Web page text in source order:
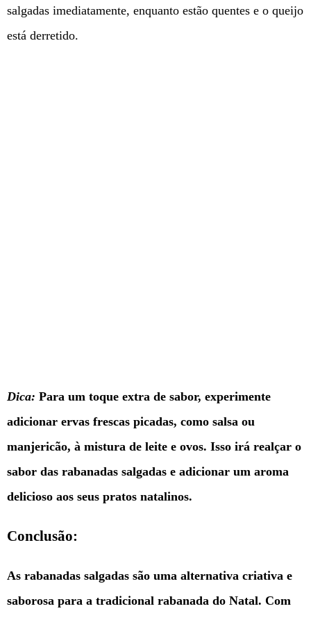
salgadas imediatamente, enquanto estão quentes e o queijo
está derretido.
Dica: Para um toque extra de sabor, experimente
adicionar ervas frescas picadas, como salsa ou
manjericão, à mistura de leite e ovos. Isso irá realçar o
sabor das rabanadas salgadas e adicionar um aroma
delicioso aos seus pratos natalinos.
Conclusão:
As rabanadas salgadas são uma alternativa criativa e
saborosa para a tradicional rabanada do Natal. Com